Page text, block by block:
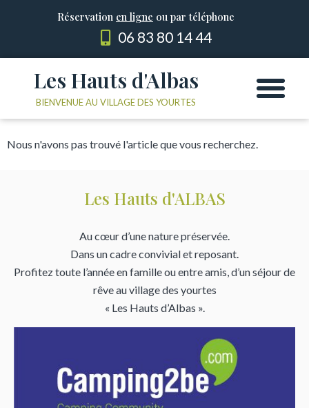
Réservation en ligne ou par téléphone
06 83 80 14 44
Les Hauts d'Albas
BIENVENUE AU VILLAGE DES YOURTES
Nous n'avons pas trouvé l'article que vous recherchez.
Les Hauts d'ALBAS
Au cœur d’une nature préservée.
Dans un cadre convivial et reposant.
Profitez toute l’année en famille ou entre amis, d’un séjour de
rêve au village des yourtes
« Les Hauts d’Albas ».